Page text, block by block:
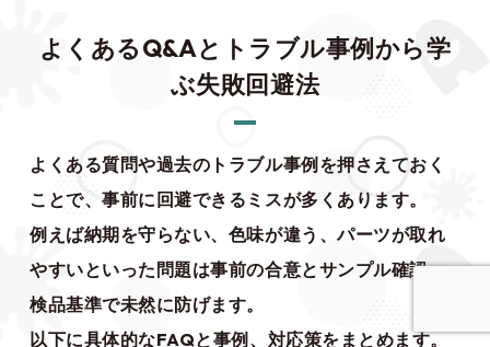
よくあるQ&Aとトラブル事例から学
ぶ失敗回避法
よくある質問や過去のトラブル事例を押さえておく
ことで、事前に回避できるミスが多くあります。
例えば納期を守らない、色味が違う、パーツが取れ
やすいといった問題は事前の合意とサンプル確認、
検品基準で未然に防げます。
以下に具体的なFAQと事例、対応策をまとめます。